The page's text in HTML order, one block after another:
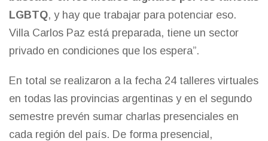
LGBTQ, y hay que trabajar para potenciar eso.
Villa Carlos Paz está preparada, tiene un sector
privado en condiciones que los espera”.
En total se realizaron a la fecha 24 talleres virtuales
en todas las provincias argentinas y en el segundo
semestre prevén sumar charlas presenciales en
cada región del país. De forma presencial,